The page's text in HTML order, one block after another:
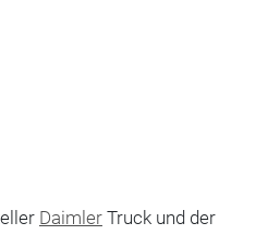
DaimlerTruck und der